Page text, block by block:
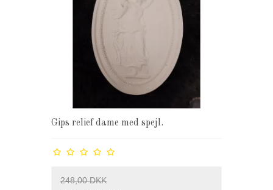
Gips relief dame med spejl.
248,00 DKK